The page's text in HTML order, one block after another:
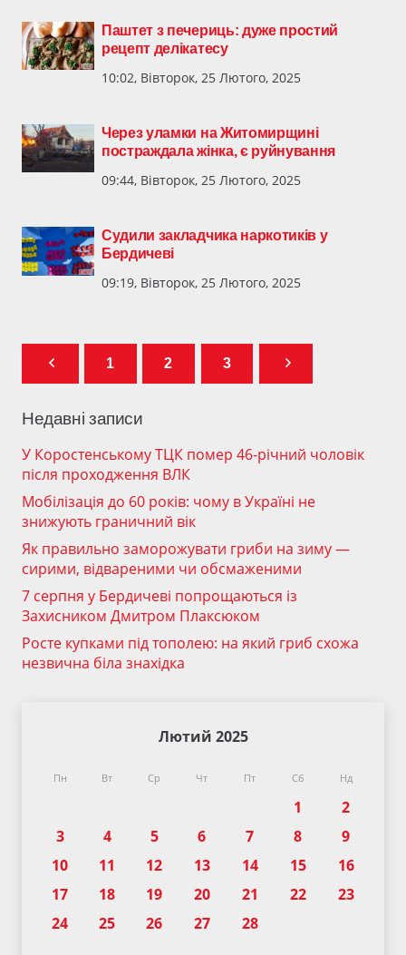
Паштет з печериць: дуже простий
рецепт делікатесу
10:02, Вівторок, 25 Лютого, 2025
Через уламки на Житомирщині
постраждала жінка, є руйнування
09:44, Вівторок, 25 Лютого, 2025
Судили закладчика наркотиків у
Бердичеві
09:19, Вівторок, 25 Лютого, 2025
1 2 3
Недавні записи
У Коростенському ТЦК помер 46-річний чоловік
після проходження ВЛК
Мобілізація до 60 років: чому в Україні не
знижують граничний вік
Як правильно заморожувати гриби на зиму —
сирими, відвареними чи обсмаженими
7 серпня у Бердичеві попрощаються із
Захисником Дмитром Плаксюком
Росте купками під тополею: на який гриб схожа
незвична біла знахідка
Лютий 2025
Пн Вт Ср Чт Пт Сб Нд
1
2
3
4 5 6 7 8
9
10
11 12 13 14 15
16
17
18 19 20 21 22
23
24
25 26 27 28